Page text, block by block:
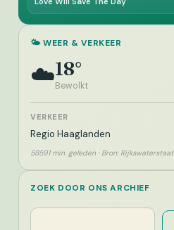
🌤️ WEER & VERKEER
☁️18°
Bewolkt
VERKEER
Regio Haaglanden
58591 min. geleden · Bron: Rijkswaterstaat
ZOEK DOOR ONS ARCHIEF
Zoeken